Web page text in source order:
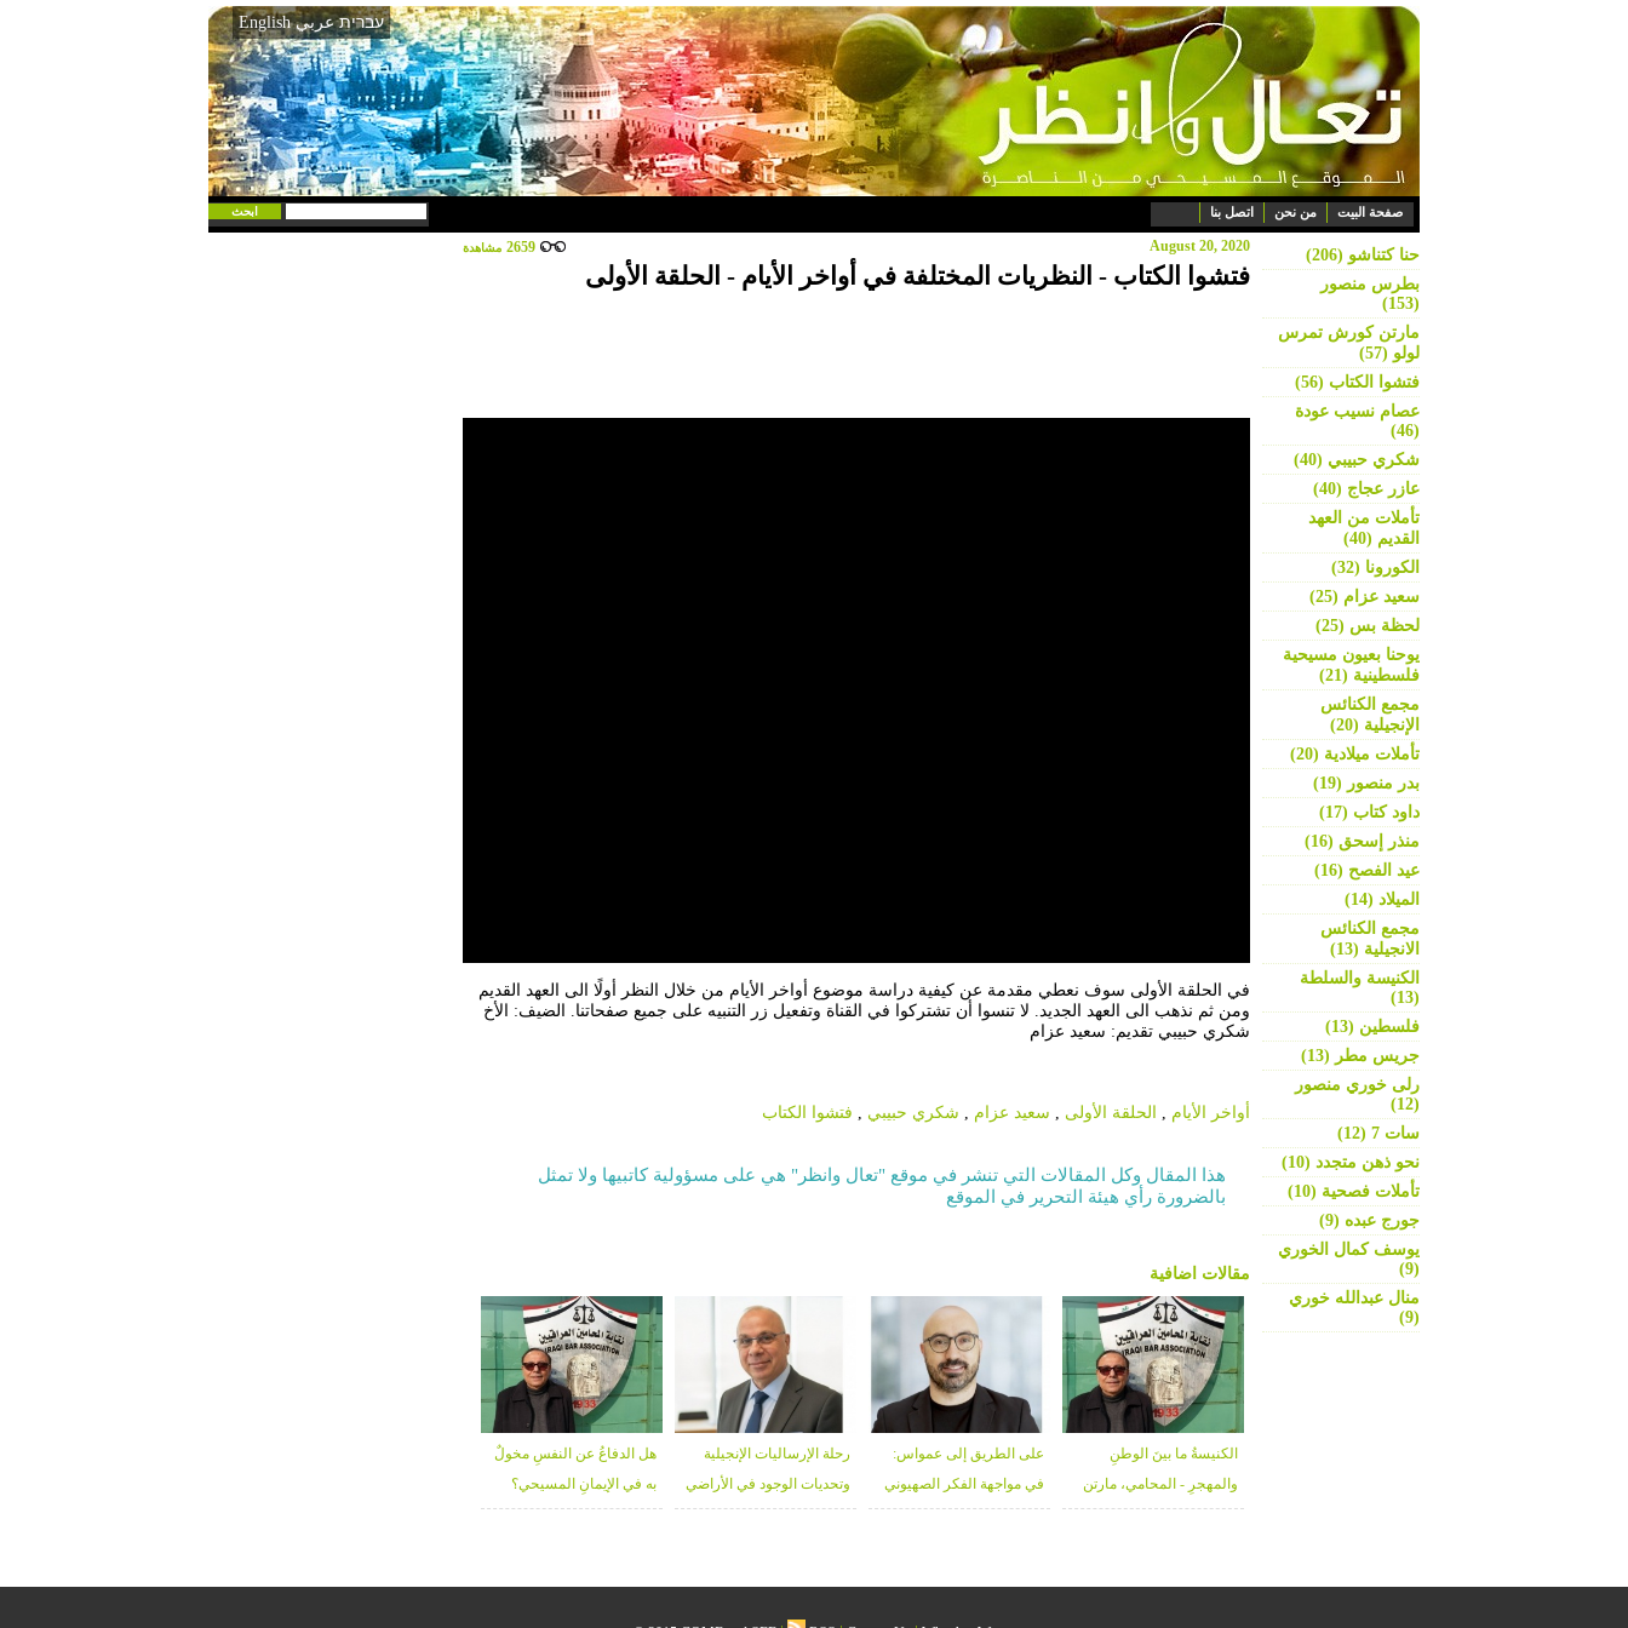
English عربي עברית
صفحة البيت من نحن اتصل بنا
حنا كتناشو (206)
بطرس منصور
(153)
مارتن كورش تمرس
لولو (57)
فتشوا الكتاب (56)
عصام نسيب عودة
(46)
شكري حبيبي (40)
عازر عجاج (40)
تأملات من العهد
القديم (40)
الكورونا (32)
سعيد عزام (25)
لحظة بس (25)
يوحنا بعيون مسيحية
فلسطينية (21)
مجمع الكنائس
الإنجيلية (20)
تأملات ميلادية (20)
بدر منصور (19)
داود كتاب (17)
منذر إسحق (16)
عيد الفصح (16)
الميلاد (14)
مجمع الكنائس
الانجيلية (13)
الكنيسة والسلطة
(13)
فلسطين (13)
جريس مطر (13)
رلى خوري منصور
(12)
سات 7 (12)
نحو ذهن متجدد (10)
تأملات فصحية (10)
جورج عبده (9)
يوسف كمال الخوري
(9)
منال عبدالله خوري
(9)
August 20, 2020
2659 مشاهدة
فتشوا الكتاب - النظريات المختلفة في أواخر الأيام - الحلقة الأولى
في الحلقة الأولى سوف نعطي مقدمة عن كيفية دراسة موضوع أواخر الأيام من خلال النظر أولًا الى العهد القديم
ومن ثم نذهب الى العهد الجديد. لا تنسوا أن تشتركوا في القناة وتفعيل زر التنبيه على جميع صفحاتنا. الضيف: الأخ
شكري حبيبي تقديم: سعيد عزام
أواخر الأيام , الحلقة الأولى , سعيد عزام , شكري حبيبي , فتشوا الكتاب
هذا المقال وكل المقالات التي تنشر في موقع "تعال وانظر" هي على مسؤولية كاتبيها ولا تمثل
بالضرورة رأي هيئة التحرير في الموقع
مقالات اضافية
الكنيسةُ ما بينَ الوطنِ
والمهجرِ - المحامي، مارتن
كورش تمرس لولو
على الطريق إلى عمواس:
في مواجهة الفكر الصهيوني
المسيحي - د. يوسف كمال
رحلة الإرساليات الإنجيلية
وتحديات الوجود في الأراضي
المقدسة - منذر زبانه
هل الدفاعُ عن النفسِ مخولٌ
به في الإيمانِ المسيحي؟
المحامي، مارتن كورش